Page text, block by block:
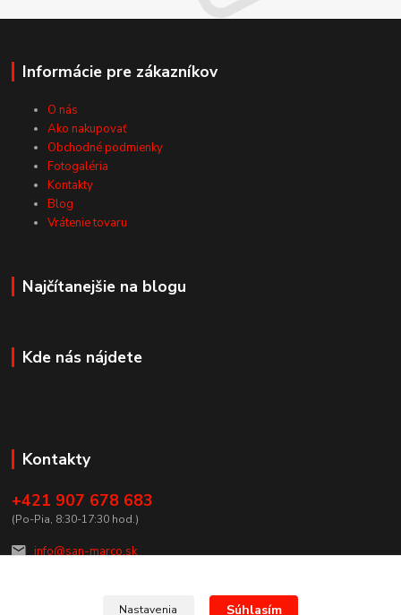
Informácie pre zákazníkov
O nás
Ako nakupovať
Obchodné podmienky
Fotogaléria
Kontakty
Blog
Vrátenie tovaru
Najčítanejšie na blogu
Kde nás nájdete
Kontakty
+421 907 678 683
(Po-Pia, 8:30-17:30 hod.)
info@san-marco.sk
Nastavenia Súhlasím